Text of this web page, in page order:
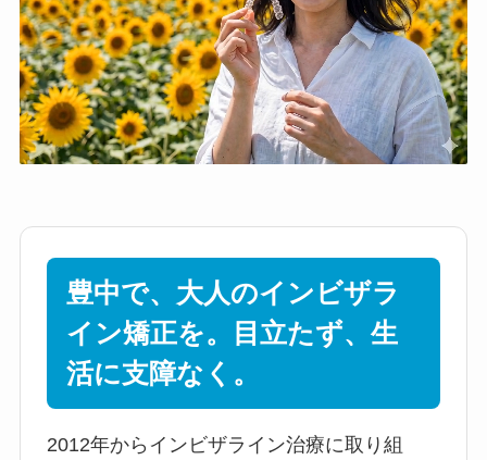
豊中で、大人のインビザラ
イン矯正を。目立たず、生
活に支障なく。
2012年からインビザライン治療に取り組